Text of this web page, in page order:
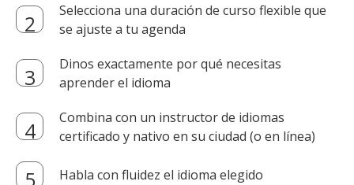
Selecciona una duración de curso flexible que
se ajuste a tu agenda
Dinos exactamente por qué necesitas
aprender el idioma
Combina con un instructor de idiomas
certificado y nativo en su ciudad (o en línea)
Habla con fluidez el idioma elegido